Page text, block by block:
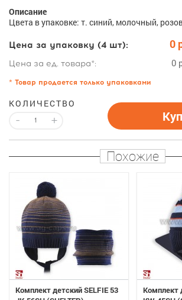
Описание
Цвета в упаковке: т. синий, молочный,
Цена за упаковку (4 шт): 0
Цена за ед. товара*: 0
* Товар продается только упаковками
КОЛИЧЕСТВО
- +
Похожие
Комплект детский SELFIE 53
Комплект